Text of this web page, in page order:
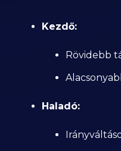
Kezdő:
Rövidebb
Haladó: